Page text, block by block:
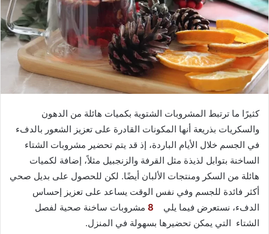
كثيرًا ما ترتبط المشروبات الشتوية بكميات هائلة من الدهون
والسكريات بذريعة أنها المكونات القادرة على تعزيز الشعور بالدفء
في الجسم خلال الأيام الباردة، إذ قد يتم تحضير مشروبات الشتاء
الساخنة بتوابل لذيذة مثل القرفة والزنجبيل مثلاً، إضافة لكميات
هائلة من السكر ومنتجات الألبان أيضًا. لكن للحصول على بديل صحي
أكثر فائدة للجسم وفي نفس الوقت يساعد على تعزيز إحساس
الدفء، نستعرض فيما يلي 8 مشروبات ساخنة صحية لفصل
الشتاء التي يمكن تحضيرها بسهولة في المنزل.